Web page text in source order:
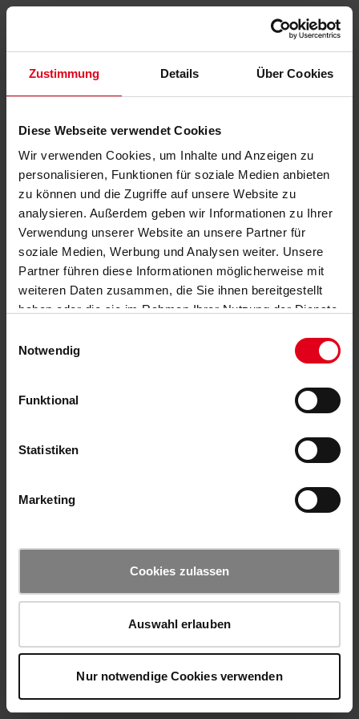
Zustimmung Details Über Cookies
Diese Webseite verwendet Cookies
Wir verwenden Cookies, um Inhalte und Anzeigen zu
personalisieren, Funktionen für soziale Medien anbieten
zu können und die Zugriffe auf unsere Website zu
analysieren. Außerdem geben wir Informationen zu Ihrer
Verwendung unserer Website an unsere Partner für
soziale Medien, Werbung und Analysen weiter. Unsere
Partner führen diese Informationen möglicherweise mit
weiteren Daten zusammen, die Sie ihnen bereitgestellt
haben oder die sie im Rahmen Ihrer Nutzung der Dienste
Notwendig
Funktional
Statistiken
Marketing
Cookies zulassen
Auswahl erlauben
Nur notwendige Cookies verwenden